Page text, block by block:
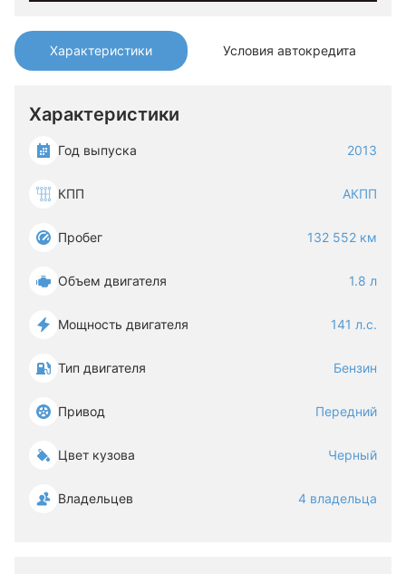
Характеристики Условия автокредита
Характеристики
Год выпуска 2013
КПП АКПП
Пробег 132 552 км
Объем двигателя 1.8 л
Мощность двигателя 141 л.с.
Тип двигателя Бензин
Привод Передний
Цвет кузова Черный
Владельцев 4 владельца